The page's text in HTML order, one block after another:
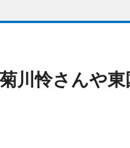
川怜さんや